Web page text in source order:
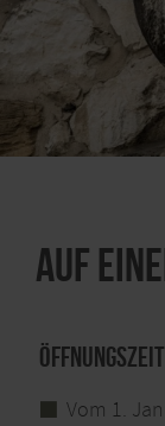
Auf
Vom 1.